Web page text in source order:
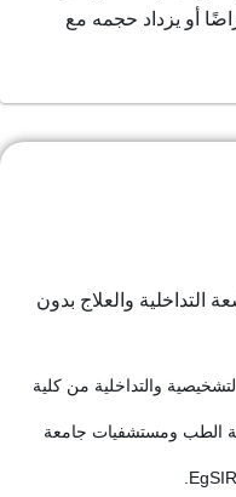
أو يزداد حجمه مع
التداخلية والعلاج بدون
والتداخلية من كلية
الطب ومستشفيات جامعة